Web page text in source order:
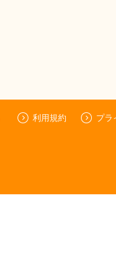
利用規約 プラ